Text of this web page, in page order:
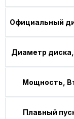
Официальный
Диаметр
Мощность,
Плавный